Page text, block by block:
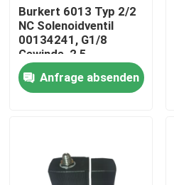
Zu Hause
Videos
Burkert 6013 Typ 2/2
NC Solenoidventil
00134241, G1/8
Gewinde, 2,5
Durchflussöffnung,
FKM-Diaphragma,
Messinggehäuse, 24 V
Anfrage absenden